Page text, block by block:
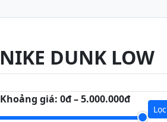
NIKE DUNK LOW
Khoảng giá: 0đ – 5.000.000đ
Lọc